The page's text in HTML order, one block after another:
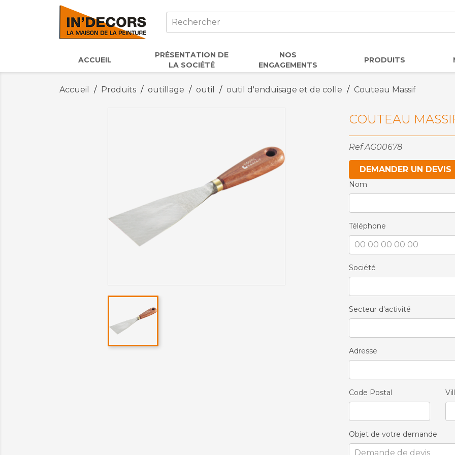
ACCUEIL
PRÉSENTATION DE
LA SOCIÉTÉ
NOS
ENGAGEMENTS
PRODUITS
Accueil Produits outillage outil outil d'enduisage et de colle Couteau Massif
COUTEAU
Ref AG00678
DEMANDER UN DEVIS
Nom
Téléphone
Société
Secteur d'activité
Adresse
Code Postal
Objet de votre demande